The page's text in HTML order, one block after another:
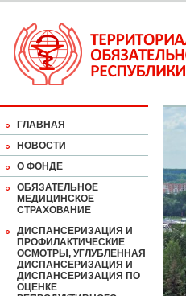
ГЛАВНАЯ
НОВОСТИ
О ФОНДЕ
ОБЯЗАТЕЛЬНОЕ
МЕДИЦИНСКОЕ
СТРАХОВАНИЕ
ДИСПАНСЕРИЗАЦИЯ И
ПРОФИЛАКТИЧЕСКИЕ
ОСМОТРЫ, УГЛУБЛЕННАЯ
ДИСПАНСЕРИЗАЦИЯ И
ДИСПАНСЕРИЗАЦИЯ ПО
ОЦЕНКЕ